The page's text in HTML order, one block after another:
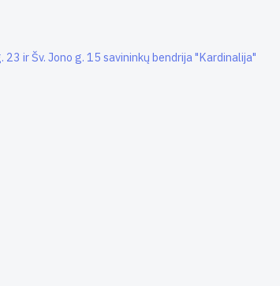
ir Šv. Jono g. 15 savininkų bendrija "Kardinalija"